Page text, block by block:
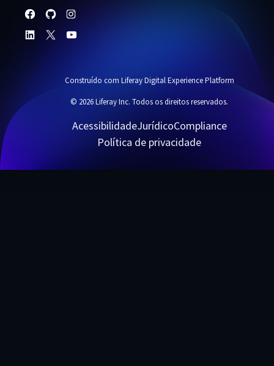
Construído com Liferay Digital Experience Platform
© 2026 Liferay Inc. Todos os direitos reservados.
AcessibilidadeJurídicoCompliance
Política de privacidade